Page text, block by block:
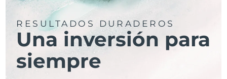
RESULTADOS DURADEROS
Una inversión para
siempre